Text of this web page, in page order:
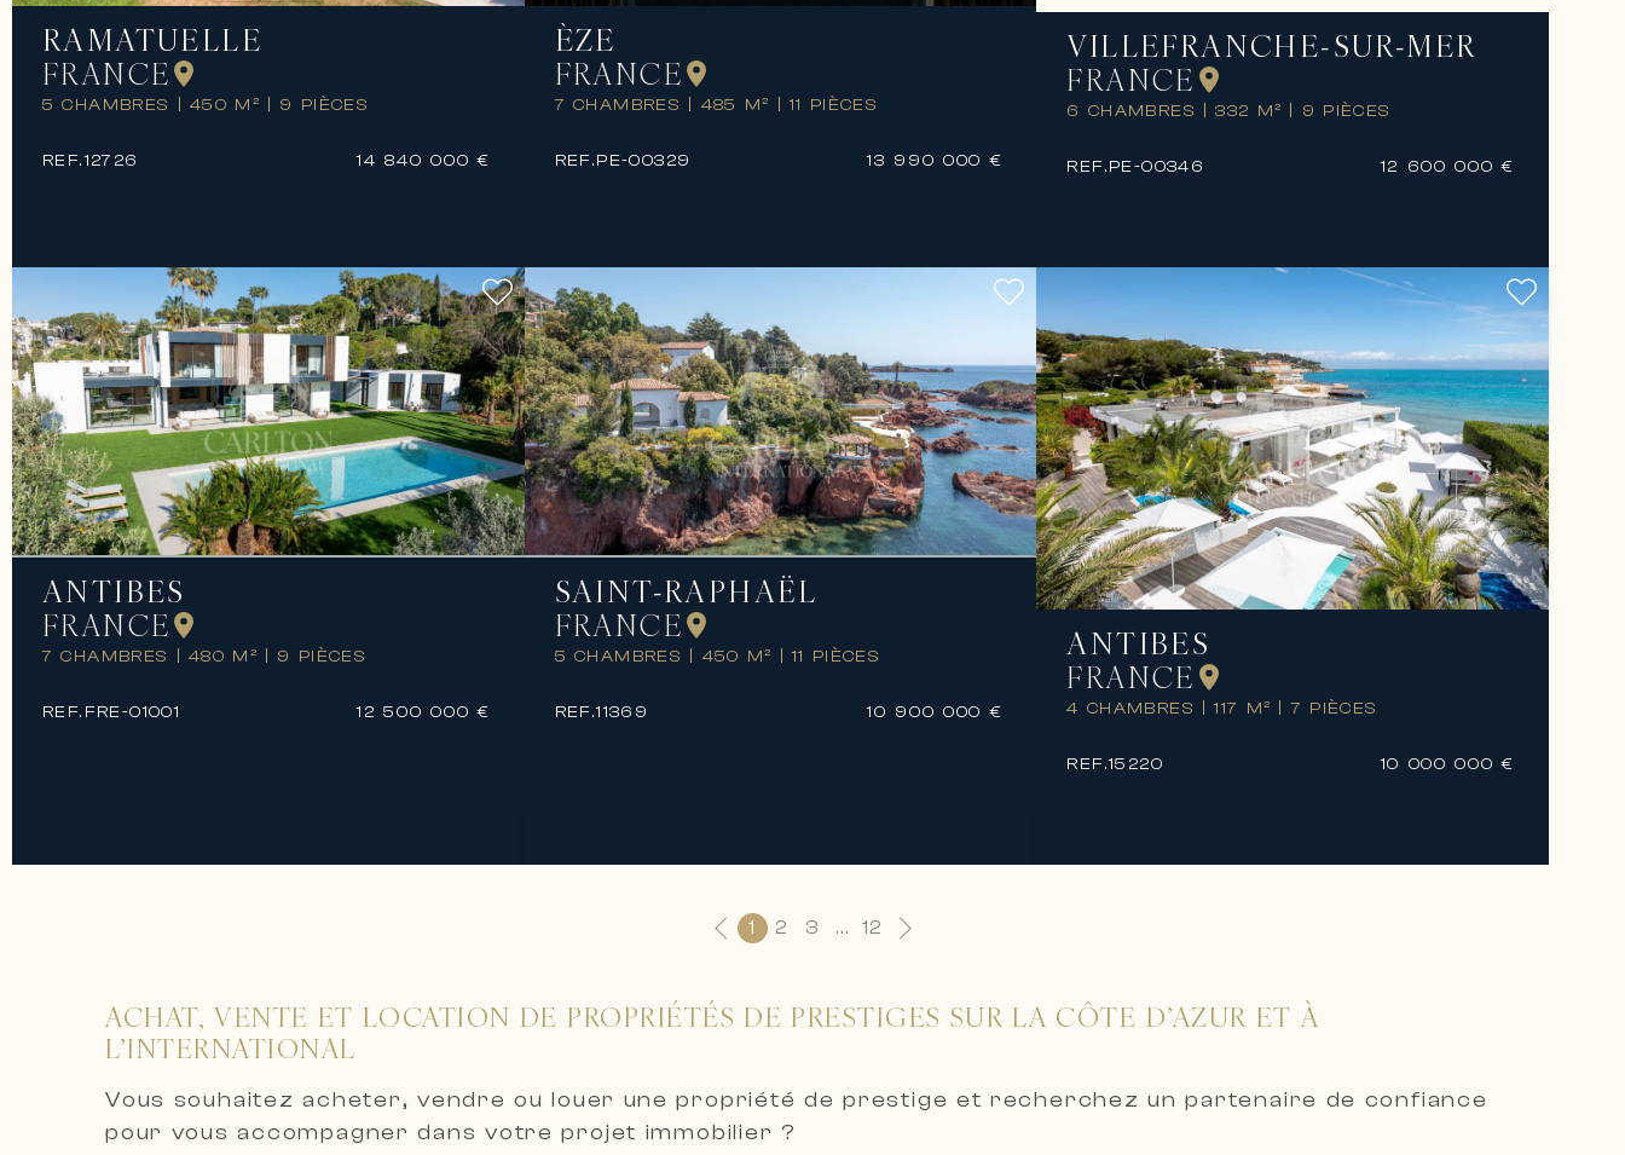
RAMATUELLE
FRANCE
5 CHAMBRES 450 M² 9 PIÈCES
REF.12726 14 840 000 €
ÈZE
FRANCE
7 CHAMBRES 485 M² 11 PIÈCES
REF.PE-00329 13 990 000 €
VILLEFRANCHE-SUR-MER
FRANCE
6 CHAMBRES 332 M² 9 PIÈCES
REF.PE-00346 12 600 000 €
ANTIBES
FRANCE
7 CHAMBRES 480 M² 9 PIÈCES
REF. FRE-01001 12 500 000 €
SAINT-RAPHAËL
FRANCE
5 CHAMBRES 450 M² 11 PIÈCES
REF.11369 10 900 000 €
ANTIBES
FRANCE
4 CHAMBRES 117 M² 7 PIÈCES
REF.15220 10 000 000 €
1 2 3 ... 12
ACHAT, VENTE ET LOCATION DE PROPRIÉTÉS DE PRESTIGES SUR LA CÔTE D’AZUR ET À
L’INTERNATIONAL
Vous souhaitez acheter, vendre ou louer une propriété de prestige et recherchez un partenaire de confiance
pour vous accompagner dans votre projet immobilier ?